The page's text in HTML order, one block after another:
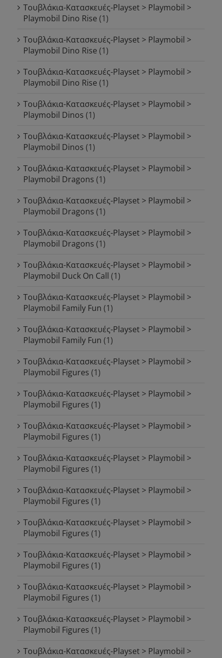
Τουβλάκια-Κατασκευές-Playset > Playmobil >
Playmobil Dino Rise (1)
Τουβλάκια-Κατασκευές-Playset > Playmobil >
Playmobil Dino Rise (1)
Τουβλάκια-Κατασκευές-Playset > Playmobil >
Playmobil Dino Rise (1)
Τουβλάκια-Κατασκευές-Playset > Playmobil >
Playmobil Dinos (1)
Τουβλάκια-Κατασκευές-Playset > Playmobil >
Playmobil Dinos (1)
Τουβλάκια-Κατασκευές-Playset > Playmobil >
Playmobil Dragons (1)
Τουβλάκια-Κατασκευές-Playset > Playmobil >
Playmobil Dragons (1)
Τουβλάκια-Κατασκευές-Playset > Playmobil >
Playmobil Dragons (1)
Τουβλάκια-Κατασκευές-Playset > Playmobil >
Playmobil Duck On Call (1)
Τουβλάκια-Κατασκευές-Playset > Playmobil >
Playmobil Family Fun (1)
Τουβλάκια-Κατασκευές-Playset > Playmobil >
Playmobil Family Fun (1)
Τουβλάκια-Κατασκευές-Playset > Playmobil >
Playmobil Figures (1)
Τουβλάκια-Κατασκευές-Playset > Playmobil >
Playmobil Figures (1)
Τουβλάκια-Κατασκευές-Playset > Playmobil >
Playmobil Figures (1)
Τουβλάκια-Κατασκευές-Playset > Playmobil >
Playmobil Figures (1)
Τουβλάκια-Κατασκευές-Playset > Playmobil >
Playmobil Figures (1)
Τουβλάκια-Κατασκευές-Playset > Playmobil >
Playmobil Figures (1)
Τουβλάκια-Κατασκευές-Playset > Playmobil >
Playmobil Figures (1)
Τουβλάκια-Κατασκευές-Playset > Playmobil >
Playmobil Figures (1)
Τουβλάκια-Κατασκευές-Playset > Playmobil >
Playmobil Figures (1)
Τουβλάκια-Κατασκευές-Playset > Playmobil >